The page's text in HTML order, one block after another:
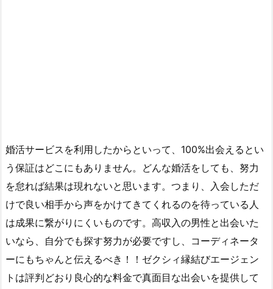
婚活サービスを利用したからといって、100%出会えるとい
う保証はどこにもありません。どんな婚活をしても、努力
を怠れば結果は現れないと思います。つまり、入会しただ
けで良い相手から声をかけてきてくれるのを待っている人
は成果に繋がりにくいものです。高収入の男性と出会いた
いなら、自分でも探す努力が必要ですし、コーディネータ
ーにもちゃんと伝えるべき！！ゼクシィ縁結びエージェン
トは評判どおり良心的な料金で真面目な出会いを提供して